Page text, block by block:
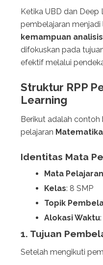
Ketika UBD dan
pembelajaran
kemampuan
difokuskan pada
efektif melalui
Struktur RPP
Learning
Berikut adalah contoh
pelajaran Matematika
Identitas Mata
Mata Pelajaran
Kelas: 8 SMP
Topik
Alokasi Waktu
1. Tujuan
Setelah mengikuti